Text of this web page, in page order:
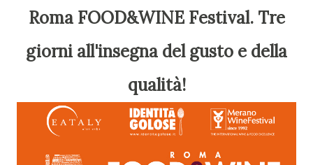
Roma FOOD&WINE Festival. Tre
giorni all'insegna del gusto e della
qualità!